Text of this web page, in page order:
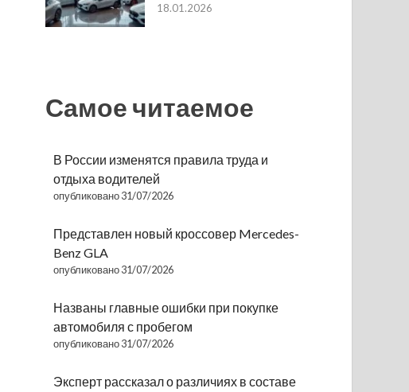
18.01.2026
Самое читаемое
В России изменятся правила труда и
отдыха водителей
опубликовано 31/07/2026
Представлен новый кроссовер Mercedes-
Benz GLA
опубликовано 31/07/2026
Названы главные ошибки при покупке
автомобиля с пробегом
опубликовано 31/07/2026
Эксперт рассказал о различиях в составе